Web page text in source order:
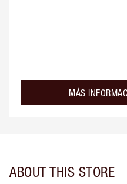
MÁS
ABOUT THIS STORE